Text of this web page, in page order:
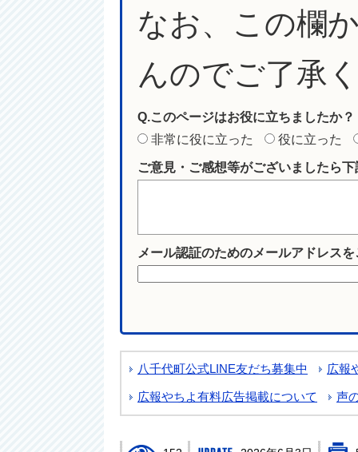
なお、この欄
んのでご了承
Q.このページはお役に立ちましたか？
非常に役に立った
役に立った
ご意見・ご感想等がございましたら
メール認証のためのメールアドレス
八千代町公式LINE友だち募集中 広報
広報やちよ有料広告掲載について 声